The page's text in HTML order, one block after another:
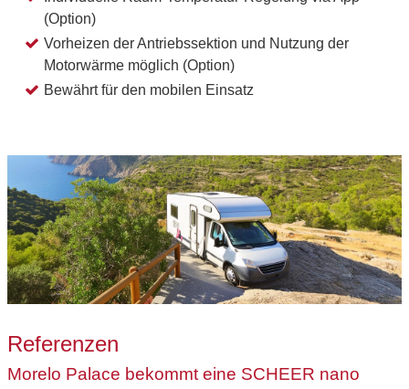
(Option)
Vorheizen der Antriebssektion und Nutzung der
Motorwärme möglich (Option)
Bewährt für den mobilen Einsatz
Referenzen
Morelo Palace bekommt eine SCHEER nano